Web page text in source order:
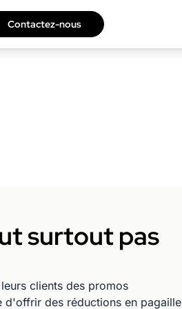
Contactez-nous
surtout pas
clients des promos
d'offrir des réductions en pagaille